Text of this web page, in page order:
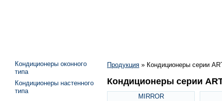
Продукция » Кондиционеры серии
Кондиционеры серии
MIRROR
Кондиционеры оконного
типа
Кондиционеры настенного
типа